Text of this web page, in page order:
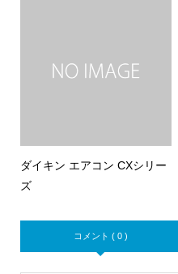
ダイキン エアコン CXシリー
ズ
コメント ( 0 )